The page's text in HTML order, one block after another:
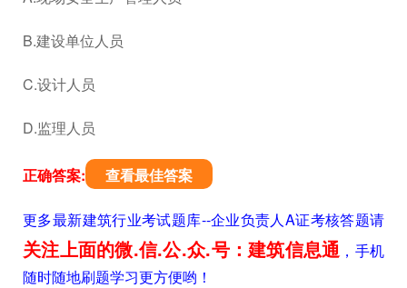
B.建设单位人员
C.设计人员
D.监理人员
正确答案: 查看最佳答案
更多最新建筑行业考试题库--企业负责人A证考核答题请
关注上面的微.信.公.众.号：建筑信息通，手机
随时随地刷题学习更方便哟！